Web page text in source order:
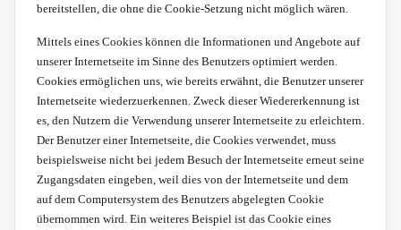
bereitstellen, die ohne die Cookie-Setzung nicht möglich wären.
Mittels eines Cookies können die Informationen und Angebote auf
unserer Internetseite im Sinne des Benutzers optimiert werden.
Cookies ermöglichen uns, wie bereits erwähnt, die Benutzer unserer
Internetseite wiederzuerkennen. Zweck dieser Wiedererkennung ist
es, den Nutzern die Verwendung unserer Internetseite zu erleichtern.
Der Benutzer einer Internetseite, die Cookies verwendet, muss
beispielsweise nicht bei jedem Besuch der Internetseite erneut seine
Zugangsdaten eingeben, weil dies von der Internetseite und dem
auf dem Computersystem des Benutzers abgelegten Cookie
übernommen wird. Ein weiteres Beispiel ist das Cookie eines